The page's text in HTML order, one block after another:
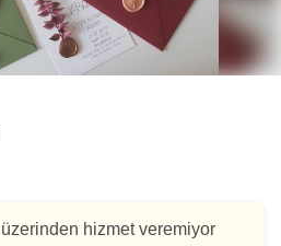
hizmet veremiyor